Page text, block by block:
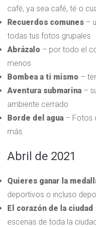
café, ya sea café, té o
Recuerdos comunes –
todas tus fotos grupales
Abrázalo – por todo el
menos
Bombea a ti mismo –
Aventura submarina –
ambiente cerrado
Borde del agua – Fotos
más
Abril de 2021
Quieres ganar la
deportivos o incluso
El corazón de la ciudad
escenas de toda la